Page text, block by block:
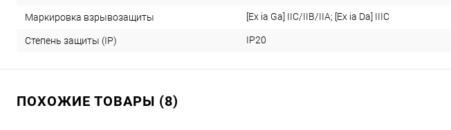
Маркировка взрывозащиты [Ex ia Ga] IIC/IIB/IIA; [Ex ia Da] IIIC
Степень защиты (IP) IP20
ПОХОЖИЕ ТОВАРЫ (8)